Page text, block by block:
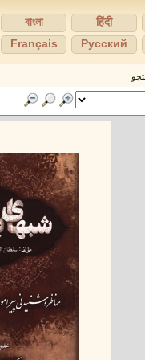
हिंदी
বাংলা
Pусский
Français